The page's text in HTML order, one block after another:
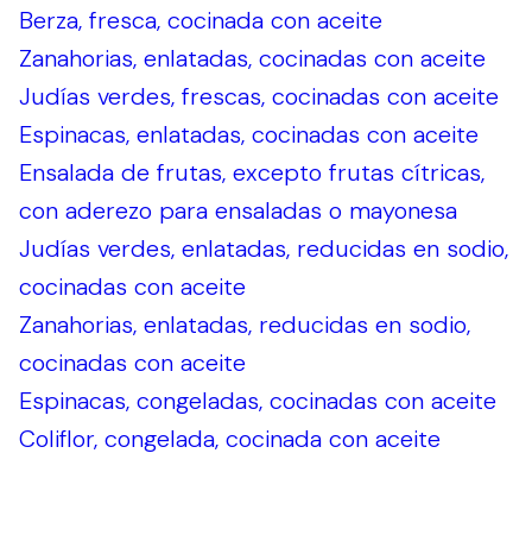
Berza, fresca, cocinada con aceite
Zanahorias, enlatadas, cocinadas con aceite
Judías verdes, frescas, cocinadas con aceite
Espinacas, enlatadas, cocinadas con aceite
Ensalada de frutas, excepto frutas cítricas,
con aderezo para ensaladas o mayonesa
Judías verdes, enlatadas, reducidas en sodio,
cocinadas con aceite
Zanahorias, enlatadas, reducidas en sodio,
cocinadas con aceite
Espinacas, congeladas, cocinadas con aceite
Coliflor, congelada, cocinada con aceite